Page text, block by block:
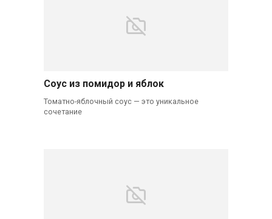
Соус из помидор и яблок
Томатно-яблочный соус — это уникальное
сочетание